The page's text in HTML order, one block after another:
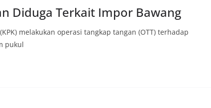
Diduga Terkait Impor Bawang
melakukan operasi tangkap tangan (OTT) terhadap
pukul